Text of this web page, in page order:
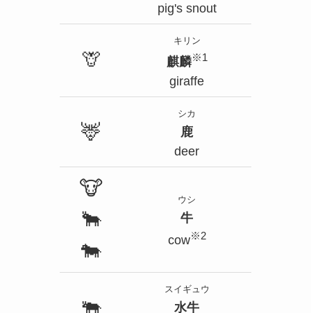
pig's snout
🦒
キリン
麒麟※1
giraffe
🦌
シカ
鹿
deer
🐮
🐂
🐄
ウシ
牛
cow※2
🐃
スイギュウ
水牛